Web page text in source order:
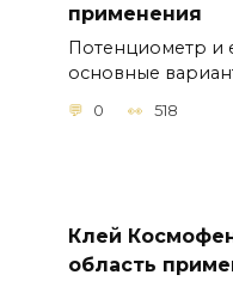
применения
Потенциометр и
основные
0 518
Клей
область